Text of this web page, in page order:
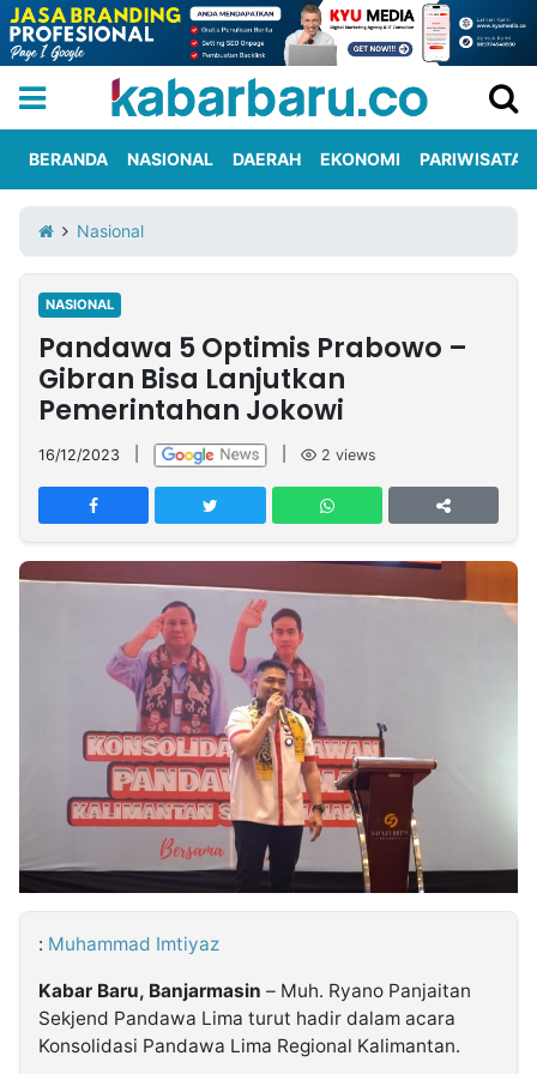
Iklan
Berita
Kami
Nasional
International
Olahraga
Entertainment
Daerah
Pariwisata
Kuliner
Kolom
Network
PT
TREETAN
INDONESIA
Kabarbaru
BERANDA NASIONAL DAERAH EKONOMI PARIWISATA
Nasional
NASIONAL
Pandawa 5 Optimis Prabowo –
Gibran Bisa Lanjutkan
Pemerintahan Jokowi
16/12/2023 2 views
: Muhammad Imtiyaz
Kabar Baru, Banjarmasin – Muh. Ryano Panjaitan
Sekjend Pandawa Lima turut hadir dalam acara
Konsolidasi Pandawa Lima Regional Kalimantan.